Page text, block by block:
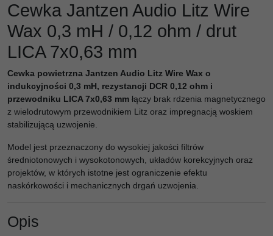
Cewka Jantzen Audio Litz Wire
Wax 0,3 mH / 0,12 ohm / drut
LICA 7x0,63 mm
Cewka powietrzna Jantzen Audio Litz Wire Wax o
indukcyjności 0,3 mH, rezystancji DCR 0,12 ohm i
przewodniku LICA 7x0,63 mm łączy brak rdzenia magnetycznego
z wielodrutowym przewodnikiem Litz oraz impregnacją woskiem
stabilizującą uzwojenie.
Model jest przeznaczony do wysokiej jakości filtrów
średniotonowych i wysokotonowych, układów korekcyjnych oraz
projektów, w których istotne jest ograniczenie efektu
naskórkowości i mechanicznych drgań uzwojenia.
Opis